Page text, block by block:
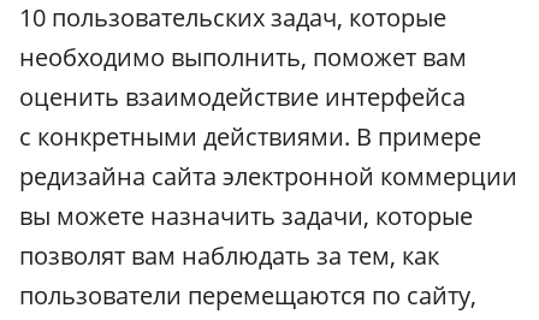
10 пользовательских задач, которые
необходимо выполнить, поможет вам
оценить взаимодействие интерфейса
с конкретными действиями. В примере
редизайна сайта электронной коммерции
вы можете назначить задачи, которые
позволят вам наблюдать за тем, как
пользователи перемещаются по сайту,